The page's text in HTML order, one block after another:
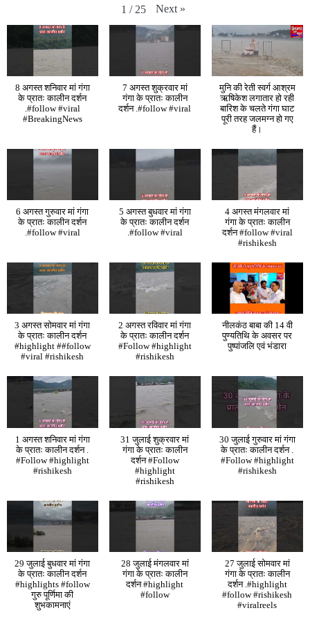
1 / 25 Next »
8 अगस्त शनिवार मां गंगा
के प्रातः कालीन दर्शन
.#follow #viral
#BreakingNews
7 अगस्त शुक्रवार मां
गंगा के प्रातः कालीन
दर्शन .#follow #viral
मुनि की रेती स्वर्ग आश्रम
ऋषिकेश लगातार हो रही
बारिश के चलते गंगा घाट
पूरी तरह जलमग्न हो गए
हैं।
6 अगस्त गुरुवार मां गंगा
के प्रातः कालीन दर्शन
.#follow #viral
5 अगस्त बुधवार मां गंगा
के प्रातः कालीन दर्शन
.#follow #viral
4 अगस्त मंगलवार मां
गंगा के प्रातः कालीन
दर्शन #follow #viral
#rishikesh
3 अगस्त सोमवार मां गंगा
के प्रातः कालीन दर्शन
#highlight ##follow
#viral #rishikesh
2 अगस्त रविवार मां गंगा
के प्रातः कालीन दर्शन
#Follow #highlight
#rishikesh
नीलकंठ बाबा की 14 वी
पुण्यतिथि के अवसर पर
पुष्पांजलि एवं भंडारा
1 अगस्त शनिवार मां गंगा
के प्रातः कालीन दर्शन .
#Follow #highlight
#rishikesh
31 जुलाई शुक्रवार मां
गंगा के प्रातः कालीन
दर्शन #Follow
#highlight
#rishikesh
30 जुलाई गुरुवार मां गंगा
के प्रातः कालीन दर्शन .
#Follow #highlight
#rishikesh
29 जुलाई बुधवार मां गंगा
के प्रातः कालीन दर्शन
#highlights #follow
गुरु पूर्णिमा की
शुभकामनाएं
28 जुलाई मंगलवार मां
गंगा के प्रातः कालीन
दर्शन #highlight
#follow
27 जुलाई सोमवार मां
गंगा के प्रातः कालीन
दर्शन .#highlight
#follow #rishikesh
#viralreels